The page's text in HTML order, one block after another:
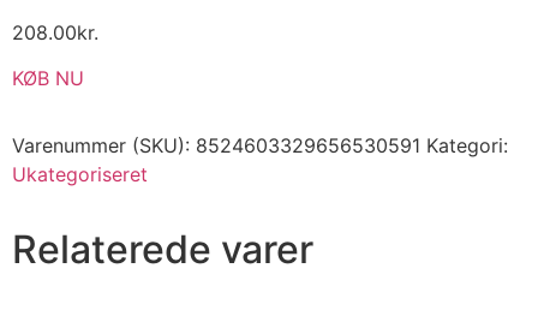
208.00kr.
KØB NU
Varenummer (SKU): 8524603329656530591 Kategori:
Ukategoriseret
Relaterede varer